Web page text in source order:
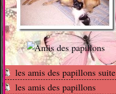
les amis des papillons suite
les amis des papillons